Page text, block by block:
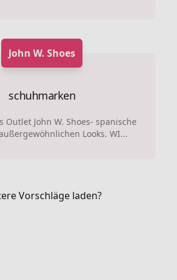
John W. Shoes
schuhmarken
Outlet John W. Shoes- spanische
Looks. WI...
Vorschläge laden?